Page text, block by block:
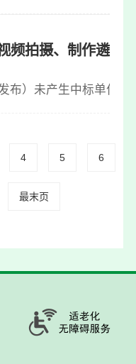
频拍摄、制作遴选
布）未产生中标单位
4 5 6
最末页